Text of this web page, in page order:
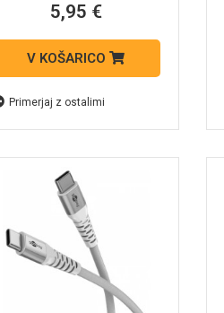
podatkovni in polnilni
5,95 €
V KOŠARICO
Primerjaj z ostalimi